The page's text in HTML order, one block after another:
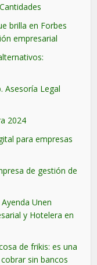
brilla en Forbes
empresarial
Asesoría Legal
2024
para empresas
de gestión de
Unen
y Hotelera en
de frikis: es una
sin bancos